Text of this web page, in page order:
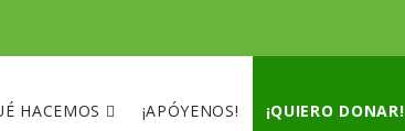
HACEMOS ¡APÓYENOS! ¡QUIERO DONAR!